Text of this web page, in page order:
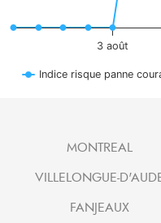
3 août
Indice risque panne
MONTREAL
VILLELONGUE-
FANJEAUX